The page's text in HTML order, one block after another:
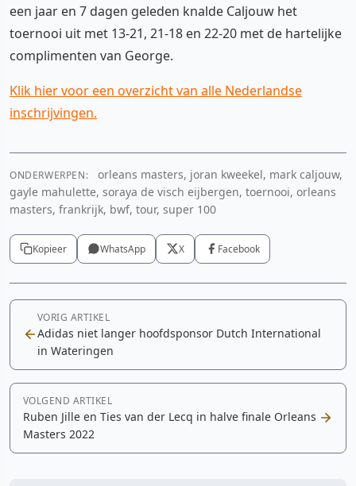
een jaar en 7 dagen geleden knalde Caljouw het
toernooi uit met 13-21, 21-18 en 22-20 met de hartelijke
complimenten van George.
Klik hier voor een overzicht van alle Nederlandse
inschrijvingen.
ONDERWERPEN:
orleans masters, joran kweekel, mark caljouw,
gayle mahulette, soraya de visch eijbergen, toernooi, orleans
masters, frankrijk, bwf, tour, super 100
Kopieer WhatsApp X Facebook
VORIG ARTIKEL
Adidas niet langer hoofdsponsor Dutch International
in Wateringen
VOLGEND ARTIKEL
Ruben Jille en Ties van der Lecq in halve finale Orleans
Masters 2022